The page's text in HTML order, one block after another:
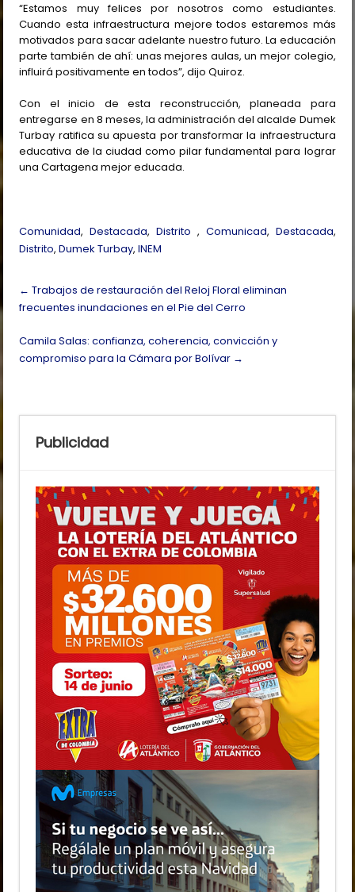
“Estamos muy felices por nosotros como estudiantes.
Cuando esta infraestructura mejore todos estaremos más
motivados para sacar adelante nuestro futuro. La educación
parte también de ahí: unas mejores aulas, un mejor colegio,
influirá positivamente en todos”, dijo Quiroz.
Con el inicio de esta reconstrucción, planeada para
entregarse en 8 meses, la administración del alcalde Dumek
Turbay ratifica su apuesta por transformar la infraestructura
educativa de la ciudad como pilar fundamental para lograr
una Cartagena mejor educada.
Comunidad,Destacada,Distrito , Comunicad, Destacada,
Distrito,Dumek Turbay,INEM
Post
navigation
← Trabajos de restauración del Reloj Floral eliminan
frecuentes inundaciones en el Pie del Cerro
Camila Salas: confianza, coherencia, convicción y
compromiso para la Cámara por Bolívar →
Publicidad